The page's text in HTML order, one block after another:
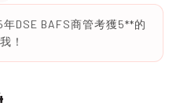
DSE BAFS商管考獲5**的
！